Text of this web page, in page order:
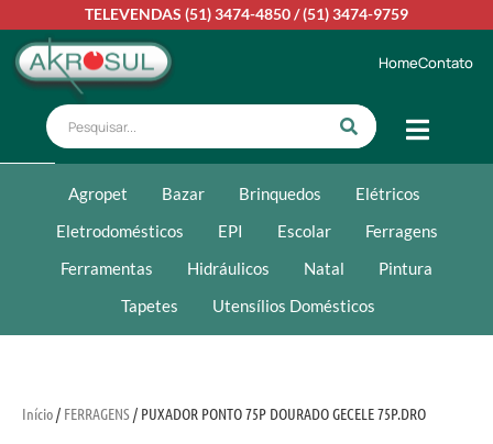
TELEVENDAS (51) 3474-4850/(51) 3474-9759
HomeContato
Agropet Bazar Brinquedos
Elétricos
Eletrodomésticos
EPI Escolar
Ferragens
Ferramentas
Hidráulicos Natal
Pintura
Tapetes
Utensílios Domésticos
Início/ FERRAGENS/ PUXADOR PONTO 75P DOURADO GECELE 75P.DRO